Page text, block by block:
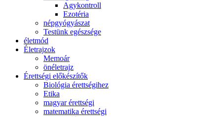
Agykontroll
Ezotéria
népgyógyászat
Testünk egészsége
életmód
Életrajzok
Memoár
önéletrajz
Érettségi előkészítők
Biológia érettségihez
Etika
magyar érettségi
matematika érettségi